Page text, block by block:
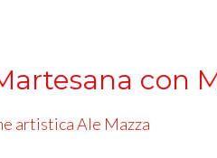
con
artistica Ale Mazza